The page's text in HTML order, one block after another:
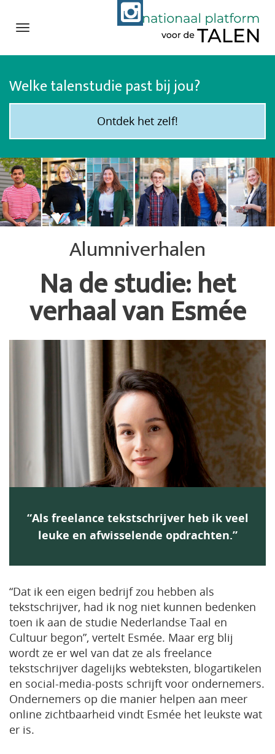
Navigation
naar
het
inhoud
Welke talenstudie past bij jou?
Ontdek het zelf!
Alumniverhalen
Na de studie: het
verhaal van Esmée
“Als freelance tekstschrijver heb ik veel
leuke en afwisselende opdrachten.”
“Dat ik een eigen bedrijf zou hebben als
tekstschrijver, had ik nog niet kunnen bedenken
toen ik aan de studie Nederlandse Taal en
Cultuur begon”, vertelt Esmée. Maar erg blij
wordt ze er wel van dat ze als freelance
tekstschrijver dagelijks webteksten, blogartikelen
en social-media-posts schrijft voor ondernemers.
Ondernemers op die manier helpen aan meer
online zichtbaarheid vindt Esmée het leukste wat
er is.